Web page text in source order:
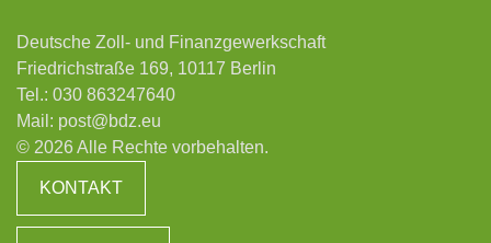
Deutsche Zoll- und Finanzgewerkschaft
Friedrichstraße 169, 10117 Berlin
Tel.: 030 863247640
Mail: post@bdz.eu
© 2026 Alle Rechte vorbehalten.
KONTAKT